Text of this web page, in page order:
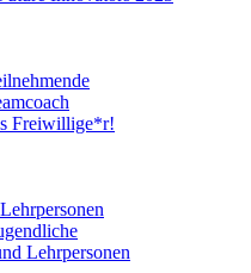
Freiwillige*r!
Lehrpersonen